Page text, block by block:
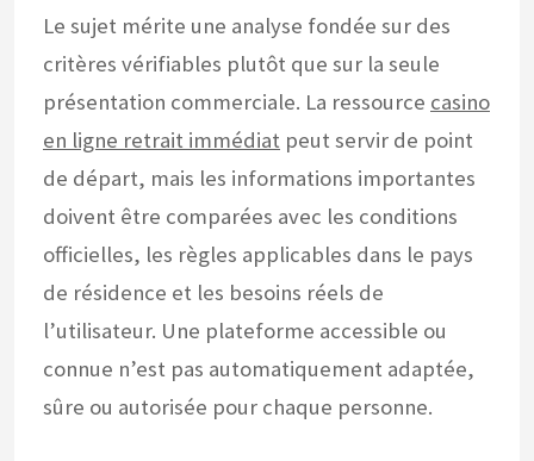
Le sujet mérite une analyse fondée sur des
critères vérifiables plutôt que sur la seule
présentation commerciale. La ressource casino
en ligne retrait immédiat peut servir de point
de départ, mais les informations importantes
doivent être comparées avec les conditions
officielles, les règles applicables dans le pays
de résidence et les besoins réels de
l’utilisateur. Une plateforme accessible ou
connue n’est pas automatiquement adaptée,
sûre ou autorisée pour chaque personne.